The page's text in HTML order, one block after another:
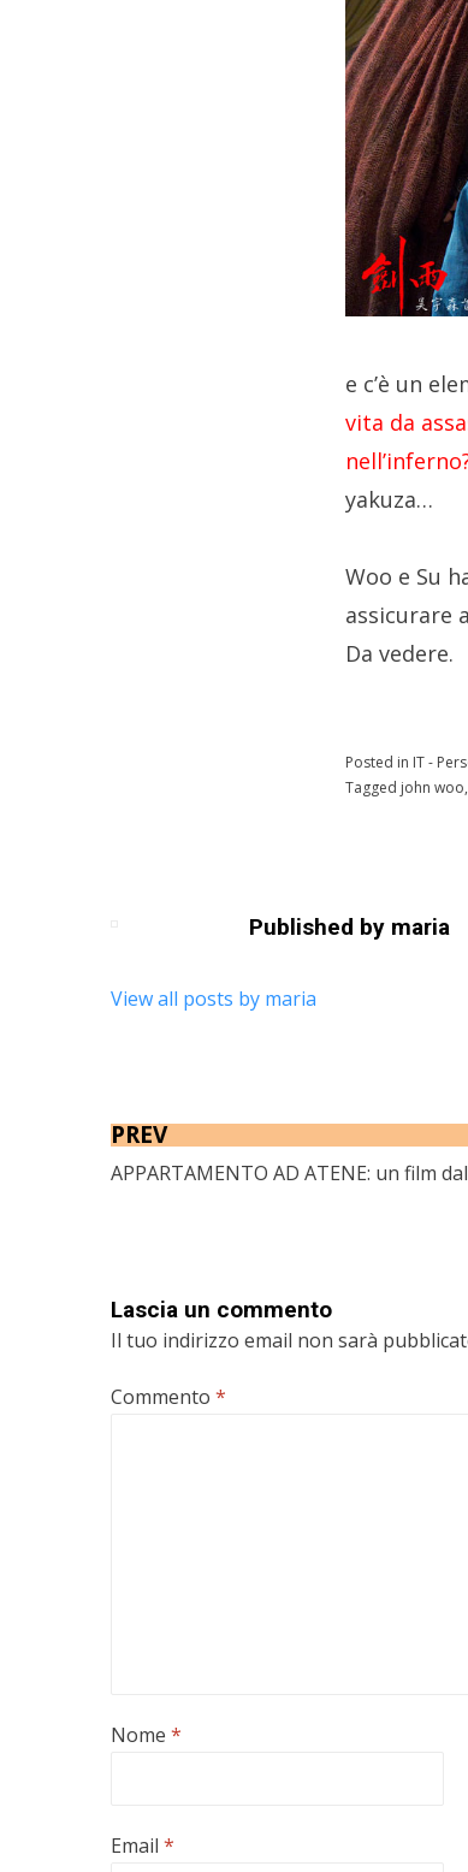
e c’è un
vita da
yakuza…
Woo e Su
assicurare
Da vedere.
Posted in IT -
Tagged john woo,
Published by maria
View all posts by maria
PREV
APPARTAMENTO AD ATENE: un film
Lascia un commento
Il tuo indirizzo email non sarà
Commento *
Nome *
Email *